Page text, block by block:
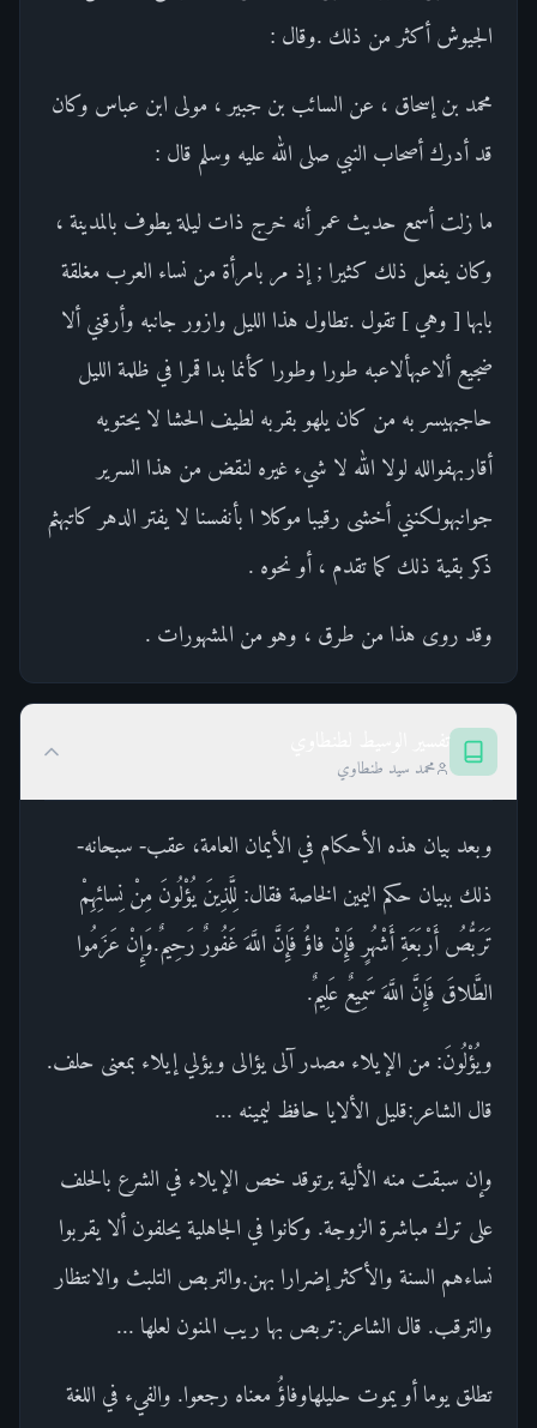
الجيوش أكثر من ذلك .وقال :
محمد بن إسحاق ، عن السائب بن جبير ، مولى ابن عباس وكان
قد أدرك أصحاب النبي صلى الله عليه وسلم قال :
ما زلت أسمع حديث عمر أنه خرج ذات ليلة يطوف بالمدينة ،
وكان يفعل ذلك كثيرا ; إذ مر بامرأة من نساء العرب مغلقة
بابها [ وهي ] تقول .تطاول هذا الليل وازور جانبه وأرقني ألا
ضجيع ألاعبهألاعبه طورا وطورا كأنما بدا قمرا في ظلمة الليل
حاجبهيسر به من كان يلهو بقربه لطيف الحشا لا يحتويه
أقاربهفوالله لولا الله لا شيء غيره لنقض من هذا السرير
جوانبهولكنني أخشى رقيبا موكلا ا بأنفسنا لا يفتر الدهر كاتبهثم
ذكر بقية ذلك كما تقدم ، أو نحوه .
وقد روى هذا من طرق ، وهو من المشهورات .
محمد سيد طنطاوي
وبعد بيان هذه الأحكام في الأيمان العامة، عقب- سبحانه-
ذلك ببيان حكم اليمين الخاصة فقال: لِلَّذِينَ يُؤْلُونَ مِنْ نِسائِهِمْ
تَرَبُّصُ أَرْبَعَةِ أَشْهُرٍ فَإِنْ فاؤُ فَإِنَّ اللَّهَ غَفُورٌ رَحِيمٌ.وَإِنْ عَزَمُوا
الطَّلاقَ فَإِنَّ اللَّهَ سَمِيعٌ عَلِيمٌ.
ويُؤْلُونَ: من الإيلاء مصدر آلى يؤالى ويؤلي إيلاء بمعنى حلف.
قال الشاعر:قليل الألايا حافظ ليمينه ...
وإن سبقت منه الألية برتوقد خص الإيلاء في الشرع بالحلف
على ترك مباشرة الزوجة. وكانوا في الجاهلية يحلفون ألا يقربوا
نساءهم السنة والأكثر إضرارا بهن.والتربص التلبث والانتظار
والترقب. قال الشاعر:تربص بها ريب المنون لعلها ...
تطلق يوما أو يموت حليلهاوفاؤُ معناه رجعوا. والفيء في اللغة